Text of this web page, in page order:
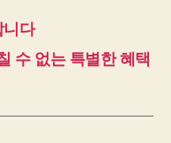
니다
수 없는 특별한 혜택